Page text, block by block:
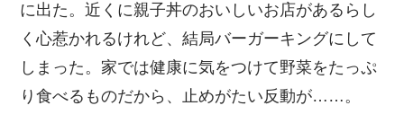
に出た。近くに親子丼のおいしいお店があるらし
く心惹かれるけれど、結局バーガーキングにして
しまった。家では健康に気をつけて野菜をたっぷ
り食べるものだから、止めがたい反動が……。